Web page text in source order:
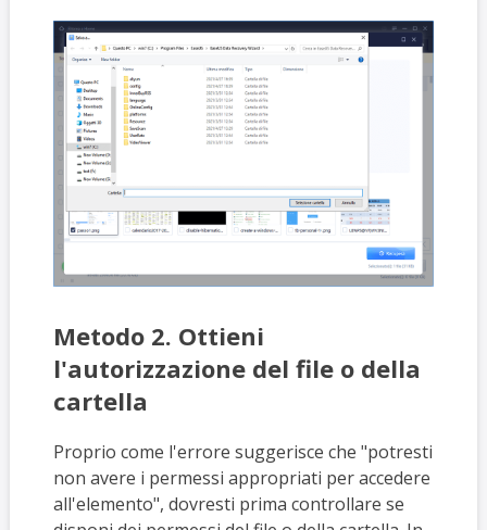
Metodo 2. Ottieni
l'autorizzazione del file o della
cartella
Proprio come l'errore suggerisce che "potresti
non avere i permessi appropriati per accedere
all'elemento", dovresti prima controllare se